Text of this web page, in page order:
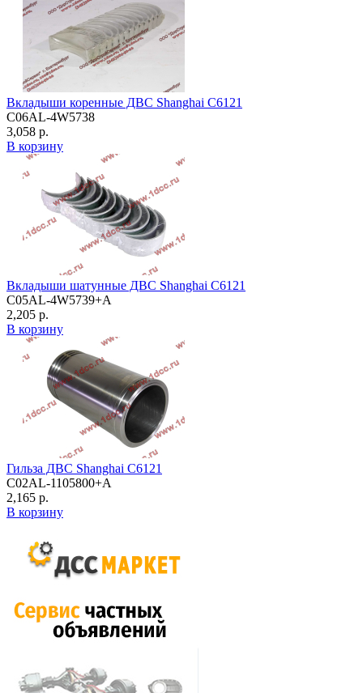
Вкладыши коренные ДВС Shanghai C6121
C06AL-4W5738
3,058 р.
В корзину
Вкладыши шатунные ДВС Shanghai C6121
C05AL-4W5739+A
2,205 р.
В корзину
Гильза ДВС Shanghai C6121
C02AL-1105800+A
2,165 р.
В корзину